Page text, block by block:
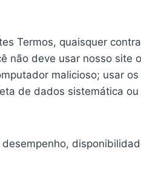
Termos, quaisquer
não deve usar nosso site
malicioso; usar
de dados sistemática